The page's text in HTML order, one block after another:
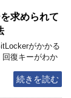
求められて
がかかる
復キーがわか
続きを読む